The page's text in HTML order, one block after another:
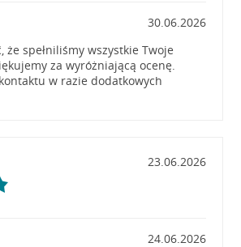
30.06.2026
że spełniliśmy wszystkie Twoje
za wyróżniającą ocenę.
w razie dodatkowych
23.06.2026
24.06.2026